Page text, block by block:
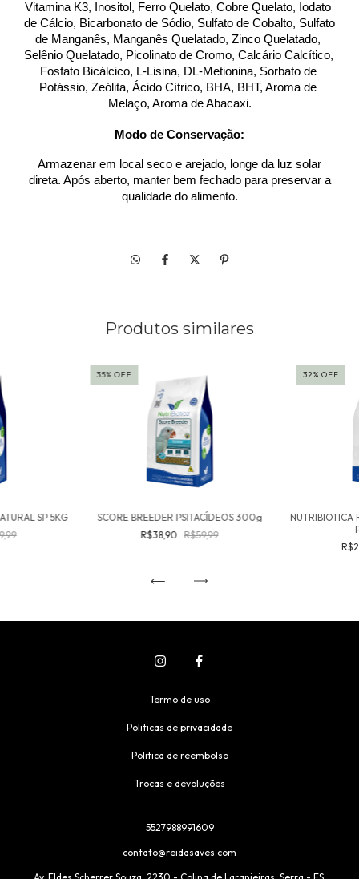
Vitamina K3, Inositol, Ferro Quelato, Cobre Quelato, Iodato
de Cálcio, Bicarbonato de Sódio, Sulfato de Cobalto, Sulfato
de Manganês, Manganês Quelatado, Zinco Quelatado,
Selênio Quelatado, Picolinato de Cromo, Calcário Calcítico,
Fosfato Bicálcico, L-Lisina, DL-Metionina, Sorbato de
Potássio, Zeólita, Ácido Cítrico, BHA, BHT, Aroma de
Melaço, Aroma de Abacaxi.
Modo de Conservação:
Armazenar em local seco e arejado, longe da luz solar
direta. Após aberto, manter bem fechado para preservar a
qualidade do alimento.
Produtos similares
SP 5KG
35%OFF
SCORE BREEDER PSITACÍDEOS 300g
R$38,90 R$59,99
32%OFF
NUTRIBIOTICA
Termo de uso
Politicas de privacidade
Politica de reembolso
Trocas e devoluções
5527988991609
contato@reidasaves.com